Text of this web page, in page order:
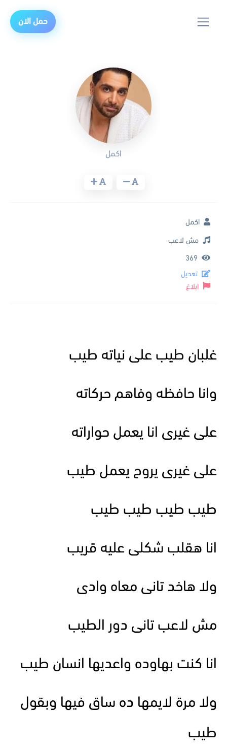
حمل الان
غلبان طيب على نياته طيب
وانا حافظه وفاهم حركاته
على غيرى انا يعمل حواراته
على غيرى يروح يعمل طيب
طيب طيب طيب طيب
انا هقلب شكلى عليه قريب
ولا هاخد تانى معاه وادى
مش لاعب تانى دور الطيب
انا كنت بهاوده واعديها انسان طيب
ولا مرة لايمها ده ساق فيها وبقول
طيب
اكمل
اكمل
مش لاعب
369
تعديل
ابلاغ